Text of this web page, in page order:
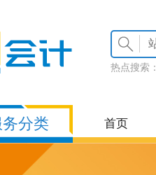
热点搜索：
分类 首页